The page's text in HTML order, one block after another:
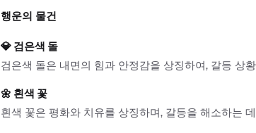
행운의 물건
💎 검은색 돌
검은색 돌은 내면의 힘과 안정감을 상징하여, 갈등 상
🌼 흰색 꽃
흰색 꽃은 평화와 치유를 상징하며, 갈등을 해소하는